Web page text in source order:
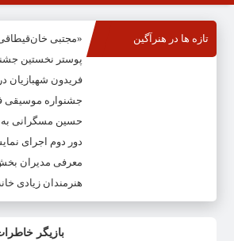
تازه ها در هنرآگین
«مجتبی
پوستر نخستین
فریدون شهبازیان
جشنواره موسیقی
حسین مسگرانی
دور دوم اجرای
معرفی مدیران
هنرمندان زیادی
بازیگر خاطرات یک